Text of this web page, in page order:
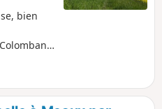
bien
des
à
sa